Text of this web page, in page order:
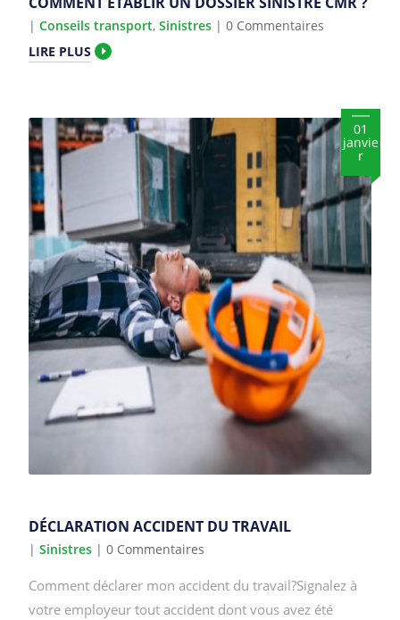
|Conseils transport,Sinistres | 0 Commentaires
LIRE PLUS
DÉCLARATION ACCIDENT DU TRAVAIL
01
janvie
r
|Sinistres | 0 Commentaires
Comment déclarer mon accident du travail?Signalez à
votre employeur tout accident dont vous avez été